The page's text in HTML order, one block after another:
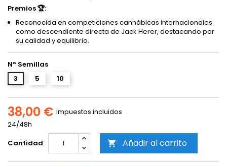
Premios 🏆:
Reconocida en competiciones cannábicas internacionales
como descendiente directa de Jack Herer, destacando por
su calidad y equilibrio.
Nº Semillas
3
5 10
38,00 € Impuestos incluidos
24/48h
Cantidad
 Añadir al carrito